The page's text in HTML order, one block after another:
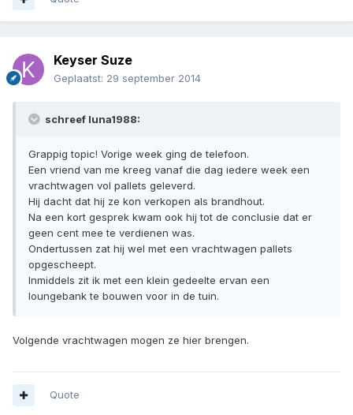
Keyser Suze
Geplaatst: 29 september 2014
schreef luna1988:
Grappig topic! Vorige week ging de telefoon.
Een vriend van me kreeg vanaf die dag iedere week een
vrachtwagen vol pallets geleverd.
Hij dacht dat hij ze kon verkopen als brandhout.
Na een kort gesprek kwam ook hij tot de conclusie dat er
geen cent mee te verdienen was.
Ondertussen zat hij wel met een vrachtwagen pallets
opgescheept.
Inmiddels zit ik met een klein gedeelte ervan een
loungebank te bouwen voor in de tuin.
Volgende vrachtwagen mogen ze hier brengen.
Quote